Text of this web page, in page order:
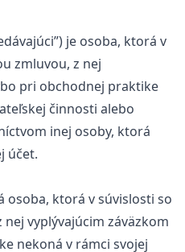
je osoba, ktorá v
zmluvou, z nej
pri obchodnej praktike
činnosti alebo
inej osoby, ktorá
účet.
osoba, ktorá v súvislosti so
vyplývajúcim záväzkom
nekoná v rámci svojej